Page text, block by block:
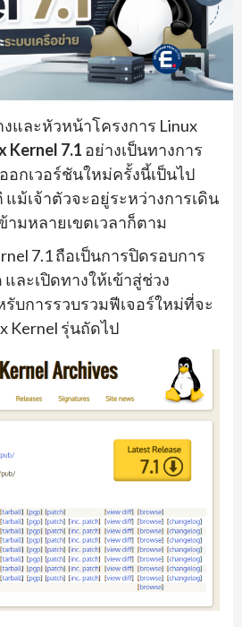
งและหัวหน้าโครงการ Linux
Kernel 7.1 อย่างเป็นทางการ
อกเวอร์ชันใหม่ครั้งนี้เป็นไป
ม้เจ้าตัวจะอยู่ระหว่างการเดิน
มหลายเขตเวลาก็ตาม
7.1 ถือเป็นการปิดรอบการ
ละเปิดทางให้เข้าสู่ช่วง
รับการรวบรวมฟีเจอร์ใหม่ที่จะ
Kernel รุ่นถัดไป